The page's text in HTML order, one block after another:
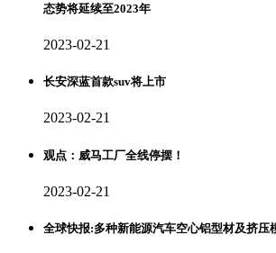
态势将延续至2023年
2023-02-21
长安深蓝首款suv将上市
2023-02-21
观点：威马工厂全线停摆！
2023-02-21
全球快报:多种新能源汽车空心铝型材及挤压